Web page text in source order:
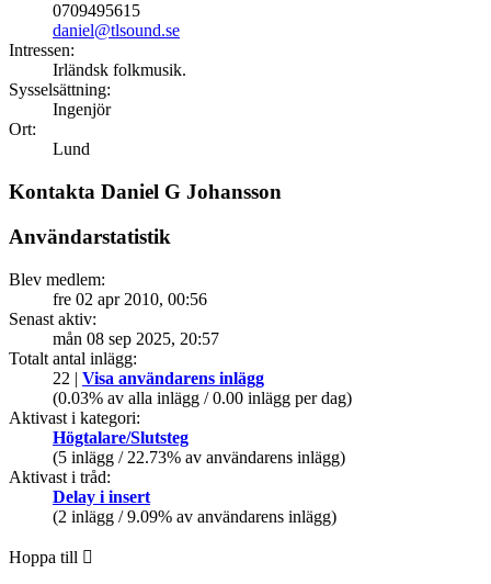
0709495615
daniel@tlsound.se
Intressen:
Irländsk folkmusik.
Sysselsättning:
Ingenjör
Ort:
Lund
Kontakta Daniel G Johansson
Användarstatistik
Blev medlem:
fre 02 apr 2010, 00:56
Senast aktiv:
mån 08 sep 2025, 20:57
Totalt antal inlägg:
22 | Visa användarens inlägg
(0.03% av alla inlägg / 0.00 inlägg per dag)
Aktivast i kategori:
Högtalare/Slutsteg
(5 inlägg / 22.73% av användarens inlägg)
Aktivast i tråd:
Delay i insert
(2 inlägg / 9.09% av användarens inlägg)
Hoppa till